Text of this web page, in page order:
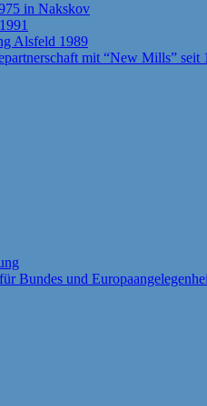
in Nakskov
Alsfeld 1989
mit “New Mills” seit
Bundes und